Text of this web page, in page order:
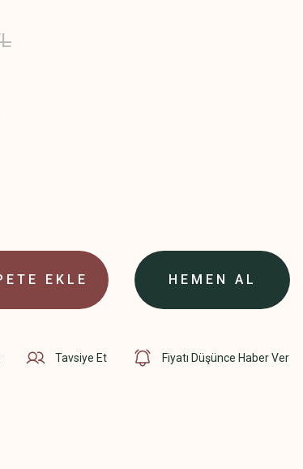
EKLE HEMEN AL
Tavsiye Et Fiyatı Düşünce Haber Ver